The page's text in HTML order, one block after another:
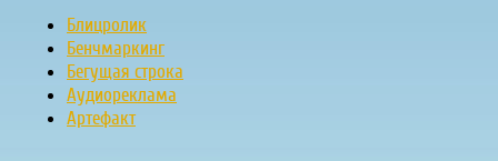
Блицролик
Бенчмаркинг
Бегущая строка
Аудиореклама
Артефакт